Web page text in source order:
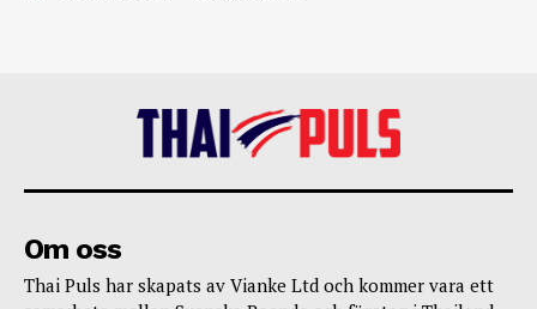
Om oss
Thai Puls har skapats av Vianke Ltd och kommer vara ett